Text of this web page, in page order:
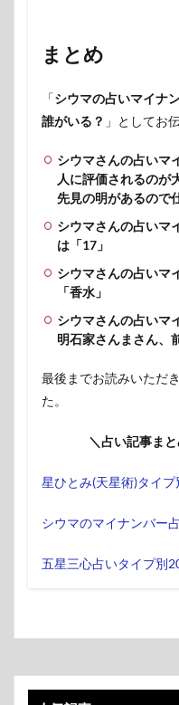
まとめ
「シウマの占いマイナ
誰がいる？ 」としてお
シウマさんの占いマ
人に評価されるのが
先見の明があるので
シウマさんの占いマ
は「17」
シウマさんの占いマ
「香水」
シウマさんの占いマ
明石家さんまさん、
最後までお読みいただ
た。
＼占い記事ま
星ひとみ(天星術)タイ
シウマのマイナンバー
五星三心占いタイプ別